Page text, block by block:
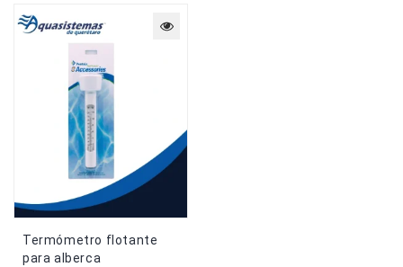
Termómetro flotante
para alberca